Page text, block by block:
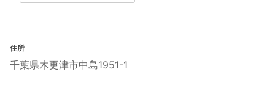
住所
千葉県木更津市中島1951-1